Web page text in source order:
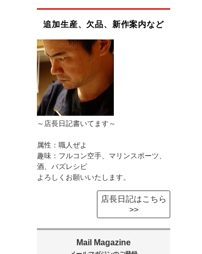
追加生産、欠品、新作案内など
～店長日記書いてます～
属性：職人ぜよ
趣味：フルコン空手、マリンスポーツ、
酒、バズレシピ
よろしくお願いいたします。
店長日記はこちら
>>